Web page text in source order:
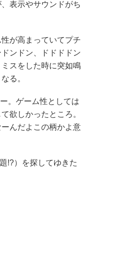
表示やサウンドがち
が高まっていてプチ
ンドン、ドドドドン
スをした時に突如鳴
る。
。ゲーム性としては
欲しかったところ。
んだよこの柄かよ意
!?）を探してゆきた